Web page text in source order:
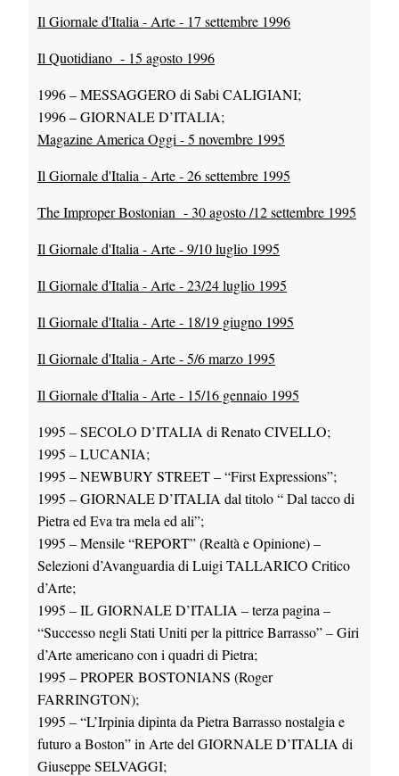
Il Giornale d'Italia - Arte - 17 settembre 1996
Il Quotidiano - 15 agosto 1996
1996 – MESSAGGERO di Sabi CALIGIANI;
1996 – GIORNALE D’ITALIA;
Magazine America Oggi - 5 novembre 1995
Il Giornale d'Italia - Arte - 26 settembre 1995
The Improper Bostonian - 30 agosto /12 settembre 1995
Il Giornale d'Italia - Arte - 9/10 luglio 1995
Il Giornale d'Italia - Arte - 23/24 luglio 1995
Il Giornale d'Italia - Arte - 18/19 giugno 1995
Il Giornale d'Italia - Arte - 5/6 marzo 1995
Il Giornale d'Italia - Arte - 15/16 gennaio 1995
1995 – SECOLO D’ITALIA di Renato CIVELLO;
1995 – LUCANIA;
1995 – NEWBURY STREET – “First Expressions”;
1995 – GIORNALE D’ITALIA dal titolo “ Dal tacco di
Pietra ed Eva tra mela ed ali”;
1995 – Mensile “REPORT” (Realtà e Opinione) –
Selezioni d’Avanguardia di Luigi TALLARICO Critico
d’Arte;
1995 – IL GIORNALE D’ITALIA – terza pagina –
“Successo negli Stati Uniti per la pittrice Barrasso” – Giri
d’Arte americano con i quadri di Pietra;
1995 – PROPER BOSTONIANS (Roger
FARRINGTON);
1995 – “L’Irpinia dipinta da Pietra Barrasso nostalgia e
futuro a Boston” in Arte del GIORNALE D’ITALIA di
Giuseppe SELVAGGI;